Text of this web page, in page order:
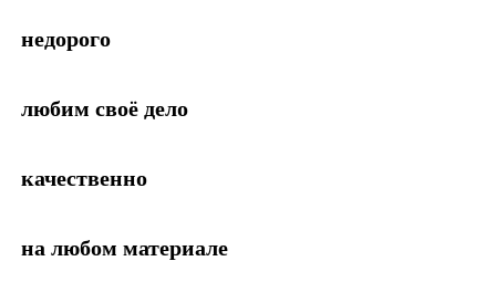
недорого
любим своё дело
качественно
на любом материале